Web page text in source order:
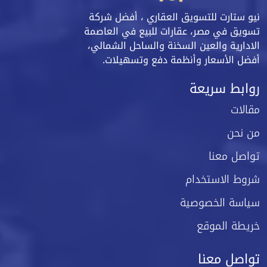
نيو ستارت للتسويق العقاري ، أفضل شركة
تسويق في مصر، عقارات للبيع في العاصمة
الادارية والعين السخنة والساحل الشمالي،
أفضل الأسعار وأنظمة دفع وتسهيلات.
روابط سريعة
مقالات
من نحن
تواصل معنا
شروط الاستخدام
سياسة الخصوصية
خريطة الموقع
تواصل معنا